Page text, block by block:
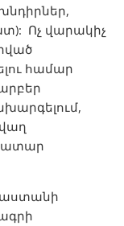
Ոչ վարակիչ
համար